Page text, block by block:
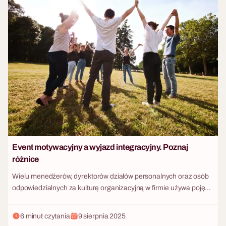
przekładają się na efektywność, innowacyjność i atmosferę w
miejscu pracy. W co dokładnie inwestujesz, decydując się na team
building? Oto 7 kluczowych umiejętności, które Twój zespół
wzmocni podczas dobrze zaplanowanego wydarzenia.
Event motywacyjny a wyjazd integracyjny. Poznaj
różnice
Wielu menedżerów, dyrektorów działów personalnych oraz osób
odpowiedzialnych za kulturę organizacyjną w firmie używa pojęć
całkowicie zamienny. W powszechnym rozumieniu każdy wyjazd
6 minut czytania 9 sierpnia 2025